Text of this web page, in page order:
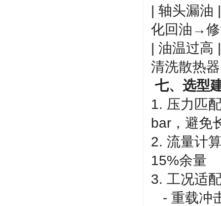
| 轴头漏油
化回油→
| 油温过高
清洗散热
七、选型
1. 压力匹
bar，避免
2. 流量计
15%余量
3. 工况适
- 重载冲